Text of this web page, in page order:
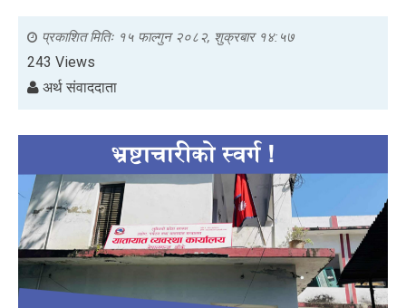
प्रकाशित मितिः १५ फाल्गुन २०८२, शुक्रबार १४:५७
243 Views
अर्थ संवाददाता